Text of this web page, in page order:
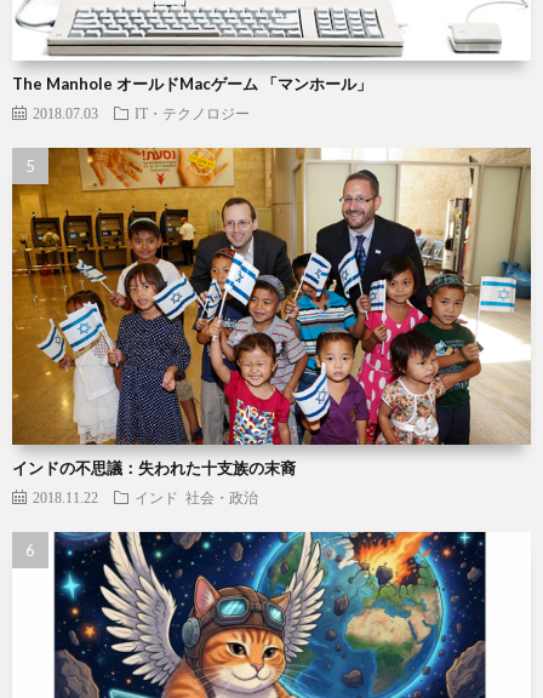
The Manhole オールドMacゲーム 「マンホール」
2018.07.03 IT・テクノロジー
インドの不思議：失われた十支族の末裔
2018.11.22 インド 社会・政治